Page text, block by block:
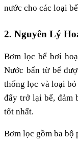
nước cho các loại
2. Nguyên Lý
Bơm lọc bể bơi
Nước bẩn từ bể
thống lọc và loại bỏ
đẩy trở lại bể, đảm
tốt nhất.
Bơm lọc gồm ba bộ